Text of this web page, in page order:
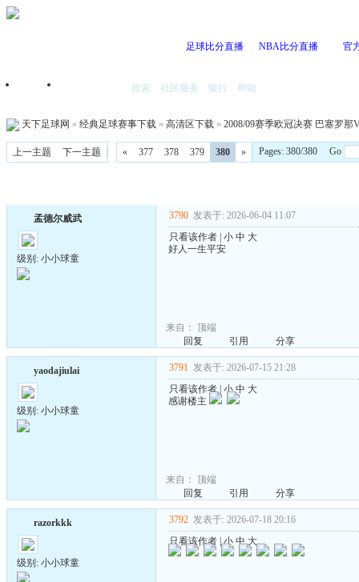
足球比分直播 NBA比分直播 官
首页 搜索 社区服务 银行 帮助
天下足球网 » 经典足球赛事下载 » 高清区下载 » 2008/09赛季欧冠决赛 巴塞罗那
上一主题 下一主题 « 377 378 379 380 » Pages: 380/380 Go
孟德尔威武
级别: 小小球童
3790 发表于: 2026-06-04 11:07
只看该作者 小 中 大
好人一生平安
来自： 顶端
回复
引用 分享
yaodajiulai
级别: 小小球童
3791 发表于: 2026-07-15 21:28
只看该作者| 小 中 大
感谢楼主
来自： 顶端
回复
引用 分享
razorkkk
级别: 小小球童
3792 发表于: 2026-07-18 20:16
只看该作者 |小 中 大